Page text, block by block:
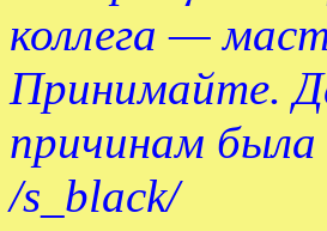
коллега —
Принимайте.
причинам
/s_black/